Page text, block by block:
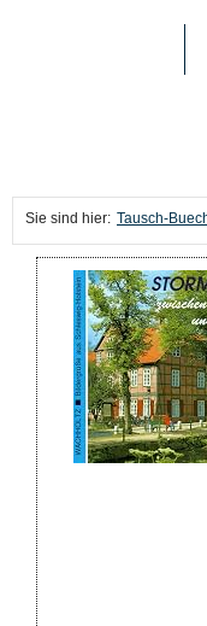
Sie sind hier: Tausch-